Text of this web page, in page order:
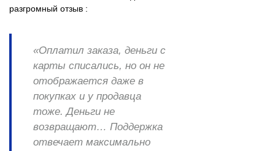
разгромный отзыв :
«Оплатил заказа, деньги с
карты списались, но он не
отображается даже в
покупках и у продавца
тоже. Деньги не
возвращают… Поддержка
отвечает максимально